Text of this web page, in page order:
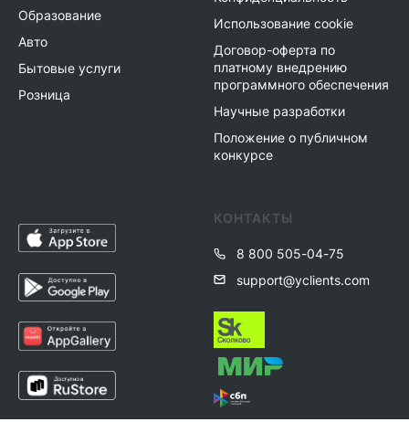
КОНТАКТЫ
8 800 505-04-75
support@yclients.com
Образование
Авто
Бытовые услуги
Розница
Использование cookie
Договор-оферта по
платному внедрению
программного обеспечения
Научные разработки
Положение о публичном
конкурсе